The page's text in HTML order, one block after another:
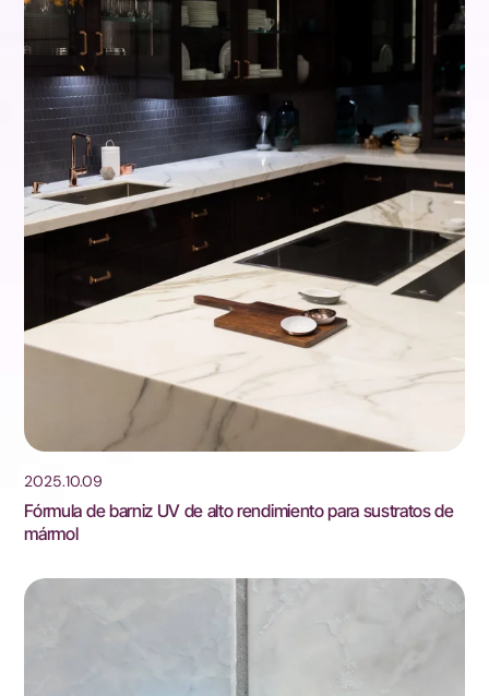
2025.10.09
Fórmula de barniz UV de alto rendimiento para sustratos de
mármol